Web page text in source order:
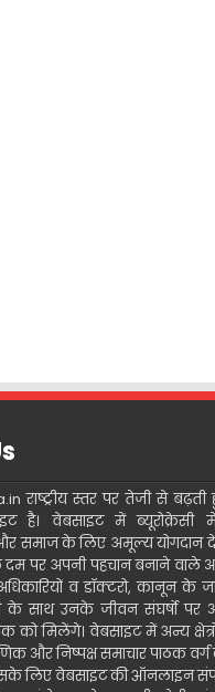
राष्ट्रीय स्तर पर तेजी से बढ़ती
है। वेबसाइट में ब्यूरोक्रेसी
समाज के लिए अमूल्य योगदान
दम पर अपनी पहचान बनाने वाले
व डॉक्टरो, कानून के
के साथ उनके जीवन संघर्षो पर
को मिलेंगे। वेबसाइट में अन्य
और निष्पक्ष समाचार पाठक
लिए वेबसाइट की ऑनलाइन